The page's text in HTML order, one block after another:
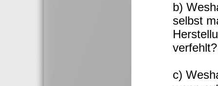
b)
selbst
verfehlt?
c)